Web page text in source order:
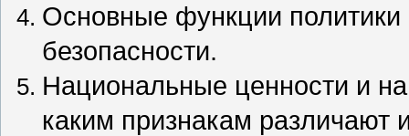
Основные функции
безопасности.
Национальные ценности и
каким признакам различают